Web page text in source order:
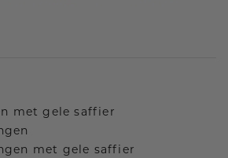
met gele saffier
met gele saffier